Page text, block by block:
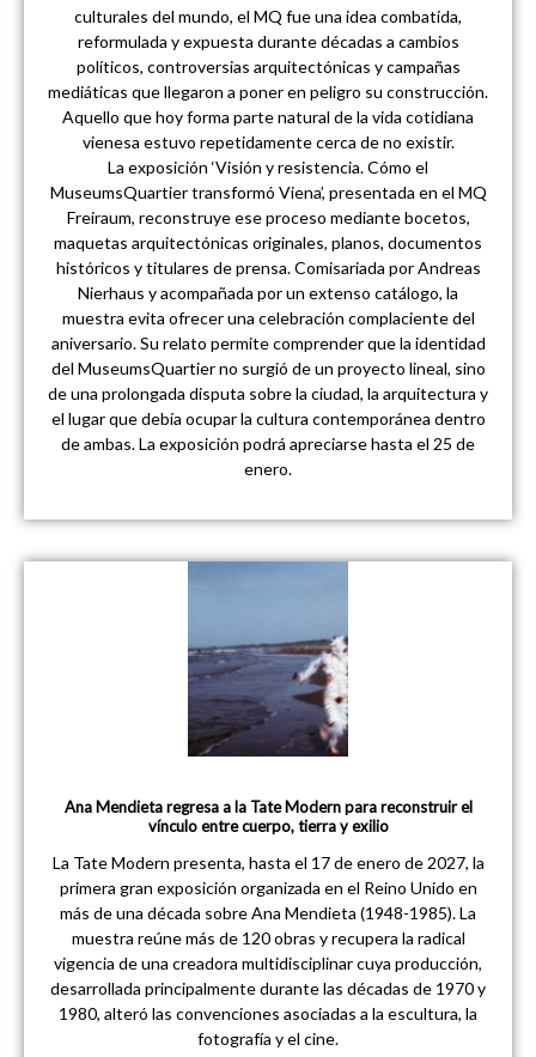
culturales del mundo, el MQ fue una idea combatida,
reformulada y expuesta durante décadas a cambios
políticos, controversias arquitectónicas y campañas
mediáticas que llegaron a poner en peligro su construcción.
Aquello que hoy forma parte natural de la vida cotidiana
vienesa estuvo repetidamente cerca de no existir.
La exposición ‘Visión y resistencia. Cómo el
MuseumsQuartier transformó Viena’, presentada en el MQ
Freiraum, reconstruye ese proceso mediante bocetos,
maquetas arquitectónicas originales, planos, documentos
históricos y titulares de prensa. Comisariada por Andreas
Nierhaus y acompañada por un extenso catálogo, la
muestra evita ofrecer una celebración complaciente del
aniversario. Su relato permite comprender que la identidad
del MuseumsQuartier no surgió de un proyecto lineal, sino
de una prolongada disputa sobre la ciudad, la arquitectura y
el lugar que debía ocupar la cultura contemporánea dentro
de ambas. La exposición podrá apreciarse hasta el 25 de
enero.
Ana Mendieta regresa a la Tate Modern para reconstruir el
vínculo entre cuerpo, tierra y exilio
La Tate Modern presenta, hasta el 17 de enero de 2027, la
primera gran exposición organizada en el Reino Unido en
más de una década sobre Ana Mendieta (1948-1985). La
muestra reúne más de 120 obras y recupera la radical
vigencia de una creadora multidisciplinar cuya producción,
desarrollada principalmente durante las décadas de 1970 y
1980, alteró las convenciones asociadas a la escultura, la
fotografía y el cine.